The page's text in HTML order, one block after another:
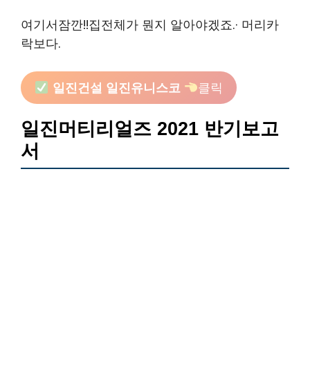
여기서잠깐!!집전체가 뭔지 알아야겠죠.· 머리카
락보다.
일진건설 일진유니스코 클릭
일진머티리얼즈 2021 반기보고
서